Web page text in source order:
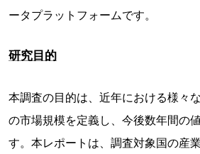
ータプラットフォームです。
研究目的
本調査の目的は、近年における様々
の市場規模を定義し、今後数年間の
す。本レポートは、調査対象国の産